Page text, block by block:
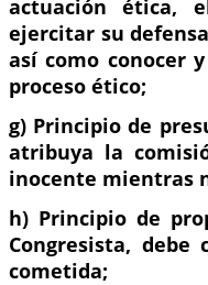
actuación ética,
ejercitar su
así como conocer
proceso ético;
g) Principio de
atribuya la
inocente mientras
h) Principio de
Congresista,
cometida;